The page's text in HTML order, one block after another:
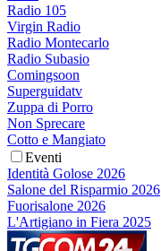
Radio 105
Virgin Radio
Radio Montecarlo
Radio Subasio
Comingsoon
Superguidatv
Zuppa di Porro
Non Sprecare
Cotto e Mangiato
Eventi
Identità Golose 2026
Salone del Risparmio 2026
Fuorisalone 2026
L'Artigiano in Fiera 2025